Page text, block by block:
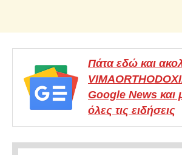
Πάτα εδώ και
Google News και
όλες τις ειδήσεις